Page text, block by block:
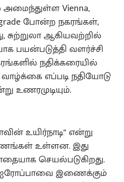
Vienna,
போன்ற நகரங்கள்,
சுற்றுலா ஆகியவற்றில்
பயன்படுத்தி வளர்ச்சி
நதிக்கரையில்
எப்படி நதியோடு
உணரமுடியும்.
உயிர்நாடி” என்று
உள்ளன. இது
செயல்படுகிறது.
ஐரோப்பாவை இணைக்கும்